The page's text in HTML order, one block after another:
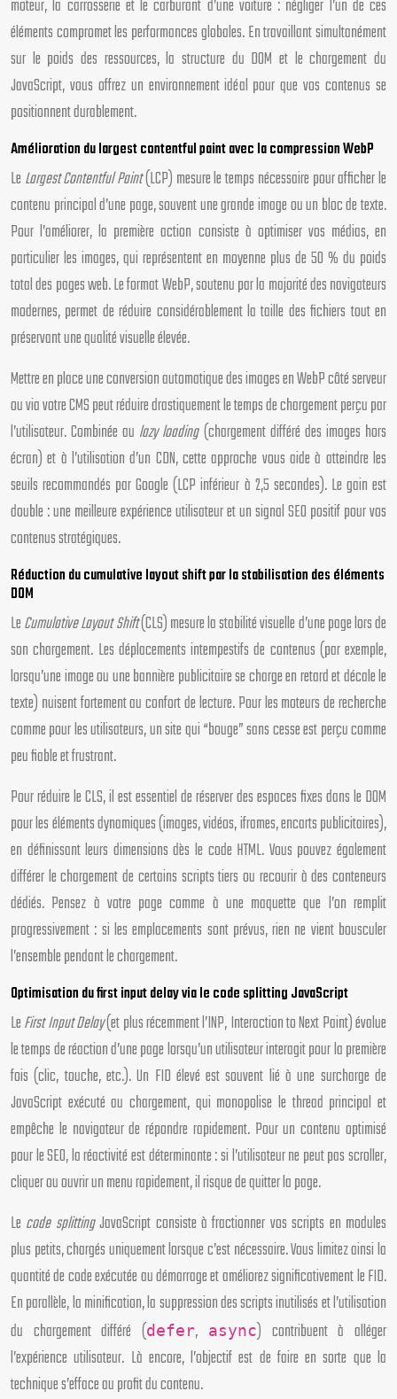
moteur, la carrosserie et le carburant d’une voiture : négliger l’un de ces
éléments compromet les performances globales. En travaillant simultanément
sur le poids des ressources, la structure du DOM et le chargement du
JavaScript, vous offrez un environnement idéal pour que vos contenus se
positionnent durablement.
Amélioration du largest contentful paint avec la compression WebP
LeLargest Contentful Paint(LCP) mesure le temps nécessaire pour afficher le
contenu principal d’une page, souvent une grande image ou un bloc de texte.
Pour l’améliorer, la première action consiste à optimiser vos médias, en
particulier les images, qui représentent en moyenne plus de 50 % du poids
total des pages web. Le format WebP, soutenu par la majorité des navigateurs
modernes, permet de réduire considérablement la taille des fichiers tout en
préservant une qualité visuelle élevée.
Mettre en place une conversion automatique des images en WebP côté serveur
ou via votre CMS peut réduire drastiquement le temps de chargement perçu par
l’utilisateur. Combinée au lazy loading(chargement différé des images hors
écran) et à l’utilisation d’un CDN, cette approche vous aide à atteindre les
seuils recommandés par Google (LCP inférieur à 2,5 secondes). Le gain est
double : une meilleure expérience utilisateur et un signal SEO positif pour vos
contenus stratégiques.
Réduction du cumulative layout shift par la stabilisation des éléments
DOM
LeCumulative Layout Shift(CLS) mesure la stabilité visuelle d’une page lors de
son chargement. Les déplacements intempestifs de contenus (par exemple,
lorsqu’une image ou une bannière publicitaire se charge en retard et décale le
texte) nuisent fortement au confort de lecture. Pour les moteurs de recherche
comme pour les utilisateurs, un site qui “bouge” sans cesse est perçu comme
peu fiable et frustrant.
Pour réduire le CLS, il est essentiel de réserver des espaces fixes dans le DOM
pour les éléments dynamiques (images, vidéos, iframes, encarts publicitaires),
en définissant leurs dimensions dès le code HTML. Vous pouvez également
différer le chargement de certains scripts tiers ou recourir à des conteneurs
dédiés. Pensez à votre page comme à une maquette que l’on remplit
progressivement : si les emplacements sont prévus, rien ne vient bousculer
l’ensemble pendant le chargement.
Optimisation du first input delay via le code splitting JavaScript
LeFirst Input Delay(et plus récemment l’INP, Interaction to Next Paint) évalue
le temps de réaction d’une page lorsqu’un utilisateur interagit pour la première
fois (clic, touche, etc.). Un FID élevé est souvent lié à une surcharge de
JavaScript exécuté au chargement, qui monopolise le thread principal et
empêche le navigateur de répondre rapidement. Pour un contenu optimisé
pour le SEO, la réactivité est déterminante : si l’utilisateur ne peut pas scroller,
cliquer ou ouvrir un menu rapidement, il risque de quitter la page.
Le code splittingJavaScript consiste à fractionner vos scripts en modules
plus petits, chargés uniquement lorsque c’est nécessaire. Vous limitez ainsi la
quantité de code exécutée au démarrage et améliorez significativement le FID.
En parallèle, la minification, la suppression des scripts inutilisés et l’utilisation
du chargement différé (defer, async) contribuent à alléger
l’expérience utilisateur. Là encore, l’objectif est de faire en sorte que la
technique s’efface au profit du contenu.